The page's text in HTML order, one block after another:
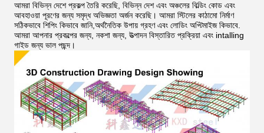
আমরা বিভিন্ন দেশে প্রকল্প তৈরি করেছি, বিভিন্ন দেশ এবং অঞ্চলের বিল্ডিং কোড এবং
আবহাওয়া পূরণের জন্য সমৃদ্ধ অভিজ্ঞতা অর্জন করেছি। আমরা স্টিলের কাঠামো নির্মাণ
সঠিকভাবে শিপিং কিভাবে জানি,অর্থনৈতিক উপায় গ্রহণ এবং লোডিং অপ্টিমাইজ কিভাবে.
আমরা আপনার প্রকল্পের জন্য, নকশা জন্য, উত্পাদন বিস্তারিত প্রক্রিয়া এবং intalling
গাইড জন্য ভাল পছন্দ।